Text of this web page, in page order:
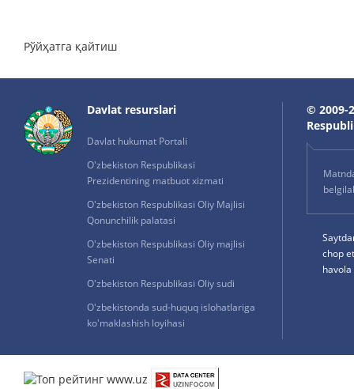
Рўйҳатга қайтиш
Davlat resurslari
Davlat hukumat Portali
O'zbekiston Respublikasi
Prezidentining matbuot xizmati
O'zbekiston Respublikasi Oliy Majlisi
Qonunchilik palatasi
O'zbekiston Respublikasi Oliy majlisi
Senati
O'zbekiston Respublikasi Oliy sudi
O'zbekistonda sud-huquq islohatlariga
ko'maklashish loyihasi
© 2009-
chop